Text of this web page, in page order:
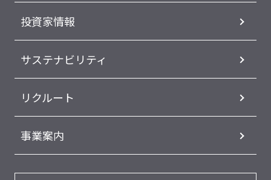
投資家情報
サステナビリティ
リクルート
事業案内